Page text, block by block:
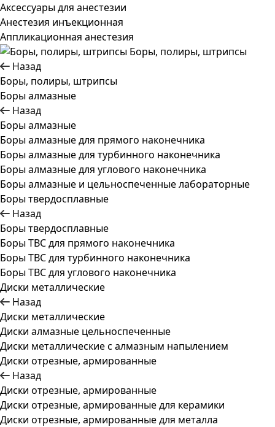
Аксессуары для анестезии
Анестезия инъекционная
Аппликационная анестезия
Боры, полиры, штрипсы
Назад
Боры, полиры, штрипсы
Боры алмазные
Назад
Боры алмазные
Боры алмазные для прямого наконечника
Боры алмазные для турбинного наконечника
Боры алмазные для углового наконечника
Боры алмазные и цельноспеченные лабораторные
Боры твердосплавные
Назад
Боры твердосплавные
Боры ТВС для прямого наконечника
Боры ТВС для турбинного наконечника
Боры ТВС для углового наконечника
Диски металлические
Назад
Диски металлические
Диски алмазные цельноспеченные
Диски металлические с алмазным напылением
Диски отрезные, армированные
Назад
Диски отрезные, армированные
Диски отрезные, армированные для керамики
Диски отрезные, армированные для металла